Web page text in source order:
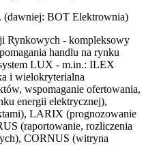
(dawniej: BOT Elektrownia)
Rynkowych - kompleksowy
handlu na rynku
LUX - m.in.: ILEX
i wielokryterialna
wspomaganie ofertowania,
energii elektrycznej),
LARIX (prognozowanie
(raportowanie, rozliczenia
CORNUS (witryna